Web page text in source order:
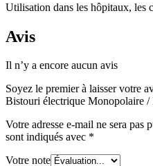
Utilisation dans les hôpitaux, les
Avis
Il n’y a encore aucun avis
Soyez le premier à laisser votre
Bistouri électrique Monopolaire /
Votre adresse e-mail ne sera pas
sont indiqués avec *
Votre note